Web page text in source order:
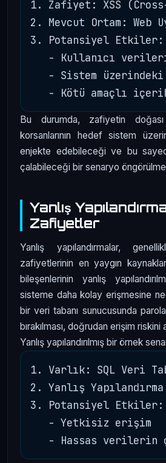
1. Zafiyet: XSS
2. Mevcut Ortam: Web
3. Potansiyel Etkiler:
- Kullanıcı
- Sistem
Bu durumda, zafiyetin
korsanlarının hedef sistem
enjekte edebileceği ve bu
çalabileceği bir senaryo
Yanlış
Zafiyetler
Yanlış yapılandırmalar,
zafiyetlerinin en yaygın
bileşenlerinin yanlış
sisteme daha kolay erişmesine
bir veri tabanı sunucusunda
bırakılması, doğrudan erişim riskini
Yanlış yapılandırılmış bir örnek
1. Varlık: SQL Veri
2. Yanlış
3. Potansiyel Etkiler:
   - Yetkisiz erişim